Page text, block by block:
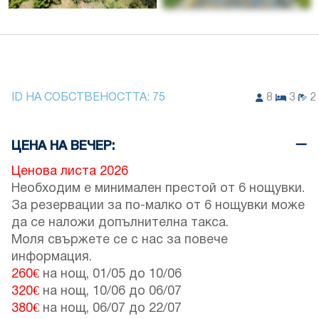
ID НА СОБСТВЕНОСТТА: 75 8 3 2
ЦЕНА НА ВЕЧЕР:
Ценова листа 2026
Необходим е минимален престой от 6 нощувки.
За резервации за по-малко от 6 нощувки може
да се наложи допълнителна такса.
Моля свържете се с нас за повече
информация.
260€ на нощ, 01/05 до 10/06
320€ на нощ, 10/06 до 06/07
380€ на нощ, 06/07 до 22/07